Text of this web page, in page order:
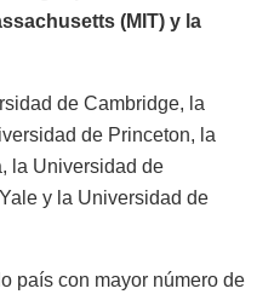
(MIT) y la
de Cambridge, la
de Princeton, la
la Universidad de
y la Universidad de
país con mayor número de